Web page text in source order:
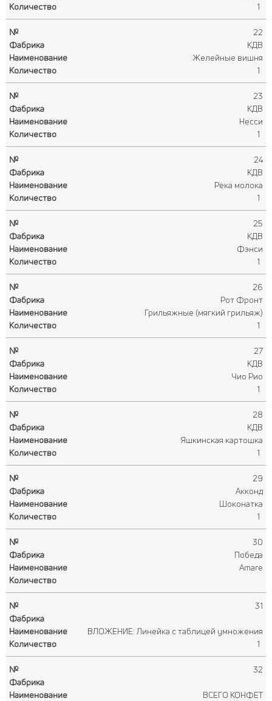
1
22
КДВ
Желейные вишня
1
23
КДВ
Несси
1
24
КДВ
Река молока
1
25
КДВ
Фэнси
1
26
Рот Фронт
Грильяжные (мягкий грильяж)
1
27
КДВ
Чио Рио
1
28
КДВ
Яшкинская картошка
1
29
Акконд
Шоконатка
1
30
Победа
Amare
31
ВЛОЖЕНИЕ: Линейка с таблицей умножения
1
32
ВСЕГО КОНФЕТ